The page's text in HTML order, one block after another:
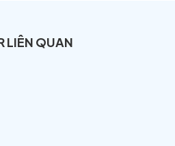
LIÊN QUAN